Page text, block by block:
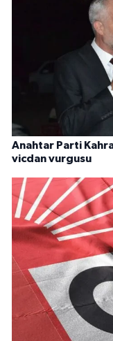
Anahtar Parti
vicdan vurgusu